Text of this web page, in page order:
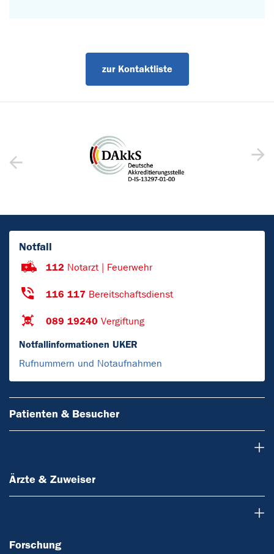
zur Kontaktliste
Notfall
112 Notarzt | Feuerwehr
116 117 Bereitschaftsdienst
089 19240 Vergiftung
Notfallinformationen UKER
Rufnummern und Notaufnahmen
Patienten & Besucher
Ärzte & Zuweiser
Forschung